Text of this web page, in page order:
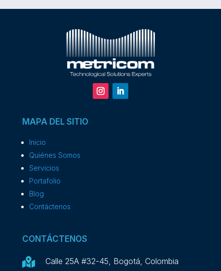
MAPA DEL SITIO
Inicio
Quiénes Somos
Servicios
Portafolio
Blog
Contáctenos
CONTÁCTENOS
 Calle 25A #32-45, Bogotá, Colombia